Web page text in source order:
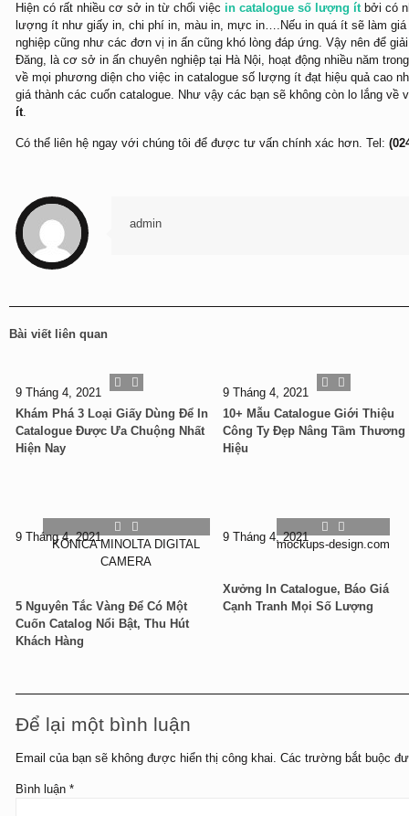
Hiện có rất nhiều cơ sở in từ chối việc in catalogue số lượng ítbởi có
lượng ít như giấy in, chi phí in, màu in, mực in….Nếu in quá ít sẽ làm
nghiệp cũng như các đơn vị in ấn cũng khó lòng đáp ứng. Vậy nên để
Đăng, là cơ sở in ấn chuyên nghiệp tại Hà Nội, hoạt động nhiều năm
về mọi phương diện cho việc in catalogue số lượng ít đạt hiệu quả cao
giá thành các cuốn catalogue. Như vậy các bạn sẽ không còn lo lắng về
ít.
Có thể liên hệ ngay với chúng tôi để được tư vấn chính xác hơn. Tel:
admin
Bài viết liên quan
9 Tháng 4, 2021
Khám Phá 3 Loại Giấy Dùng Để In
Catalogue Được Ưa Chuộng Nhất
Hiện Nay
9 Tháng 4, 2021
10+ Mẫu Catalogue Giới Thiệu
Công Ty Đẹp Nâng Tầm Thương
Hiệu
KONICA MINOLTA DIGITAL
CAMERA
9 Tháng 4, 2021
5 Nguyên Tắc Vàng Để Có Một
Cuốn Catalog Nổi Bật, Thu Hút
Khách Hàng
mockups-design.com
9 Tháng 4, 2021
Xưởng In Catalogue, Báo Giá
Cạnh Tranh Mọi Số Lượng
Để lại một bình luận
Email của bạn sẽ không được hiển thị công khai. Các trường bắt buộc
Bình luận *